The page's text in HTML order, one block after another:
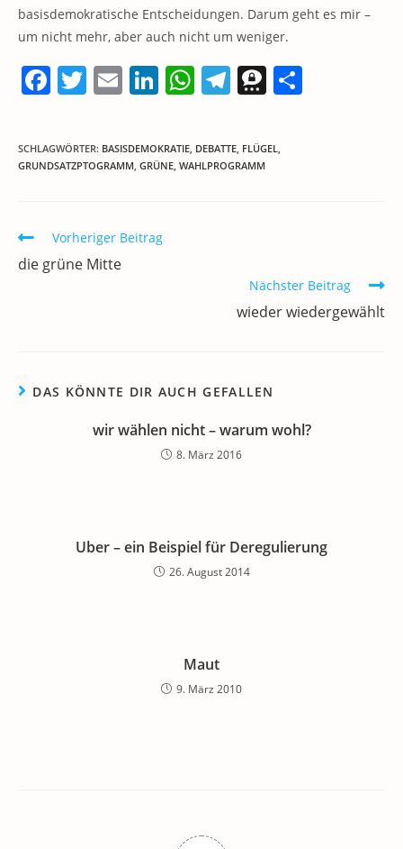
basisdemokratische Entscheidungen. Darum geht es mir –
um nicht mehr, aber auch nicht um weniger.
F
c
e
o
o
k
T
itt
er
E
ai
l
Li
k
e
W
at
s
T
e
gr
T
re
e
SCHLAGWÖRTER: BASISDEMOKRATIE, DEBATTE, FLÜGEL,
GRUNDSATZPTOGRAMM, GRÜNE, WAHLPROGRAMM
Weitere
Artikel
ansehen
Vorheriger Beitrag
die grüne Mitte
Nächster Beitrag
wieder wiedergewählt
DAS KÖNNTE DIR AUCH GEFALLEN
wir wählen nicht – warum wohl?
8. März 2016
Uber – ein Beispiel für Deregulierung
26. August 2014
Maut
9. März 2010